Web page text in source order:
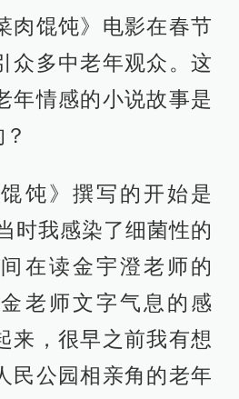
肉馄饨》电影在春节
众多中老年观众。这
年情感的小说故事是
馄饨》撰写的开始是
时我感染了细菌性的
在读金宇澄老师的
老师文字气息的感
来，很早之前我有想
民公园相亲角的老年